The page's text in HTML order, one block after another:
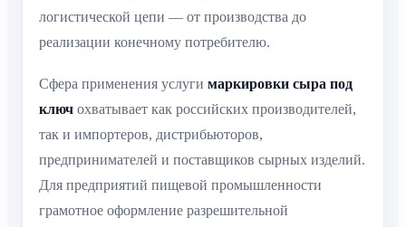
логистической цепи — от производства до
реализации конечному потребителю.
Сфера применения услуги маркировки сыра под
ключ охватывает как российских производителей,
так и импортеров, дистрибьюторов,
предпринимателей и поставщиков сырных изделий.
Для предприятий пищевой промышленности
грамотное оформление разрешительной